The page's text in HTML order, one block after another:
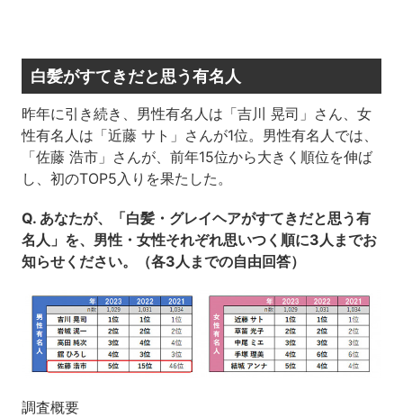
白髪がすてきだと思う有名人
昨年に引き続き、男性有名人は「吉川 晃司」さん、女
性有名人は「近藤 サト」さんが1位。男性有名人では、
「佐藤 浩市」さんが、前年15位から大きく順位を伸ば
し、初のTOP5入りを果たした。
Q. あなたが、「白髪・グレイヘアがすてきだと思う有
名人」を、男性・女性それぞれ思いつく順に3人までお
知らせください。（各3人までの自由回答）
調査概要